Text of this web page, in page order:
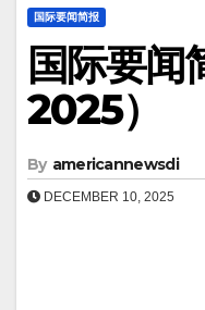
国际要闻简报
国际要闻
2025）
By americannewsdi
DECEMBER 10, 2025